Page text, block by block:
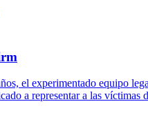
el experimentado equipo
a representar a las víctimas